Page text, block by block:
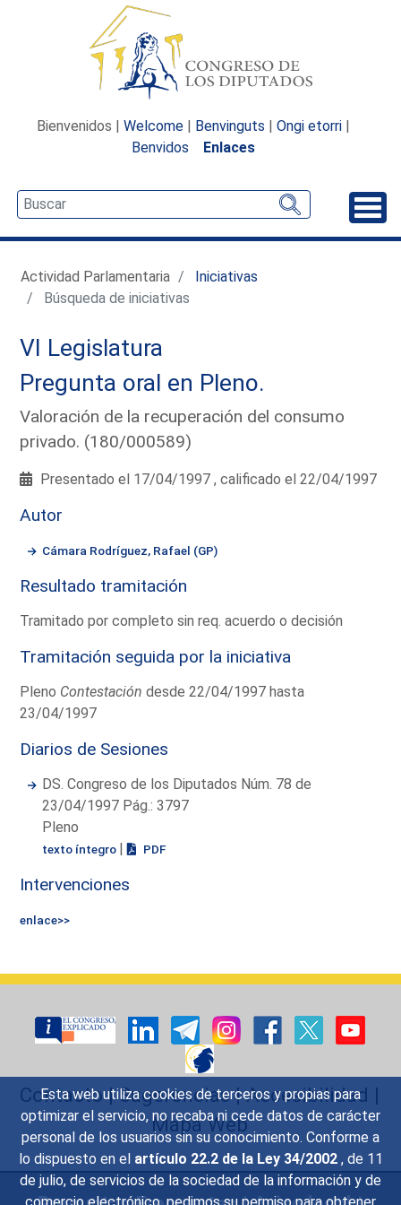
Esta web utiliza cookies de terceros y propias para
optimizar el servicio, no recaba ni cede datos de carácter
personal de los usuarios sin su conocimiento. Conforme a
lo dispuesto en el artículo 22.2 de la Ley 34/2002 , de 11
de julio, de servicios de la sociedad de la información y de
Bienvenidos | Welcome | Benvinguts | Ongi etorri |
Benvidos
Enlaces
Actividad Parlamentaria
Iniciativas
Búsqueda de iniciativas
VI Legislatura
Pregunta oral en Pleno.
Valoración de la recuperación del consumo
privado. (180/000589)
Presentado el 17/04/1997 , calificado el 22/04/1997
Autor
Cámara Rodríguez, Rafael (GP)
Resultado tramitación
Tramitado por completo sin req. acuerdo o decisión
Tramitación seguida por la iniciativa
Pleno Contestación desde 22/04/1997 hasta
23/04/1997
Diarios de Sesiones
DS. Congreso de los Diputados Núm. 78 de
23/04/1997 Pág.: 3797
Pleno
texto íntegro | PDF
Intervenciones
enlace>>
Contacto|Sugerencias|Accesibilidad |
Mapa Web